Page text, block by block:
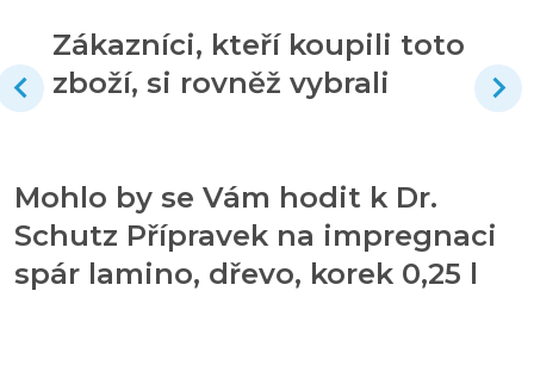
Zákazníci, kteří koupili toto
zboží, si rovněž vybrali
Mohlo by se Vám hodit k Dr.
Schutz Přípravek na impregnaci
spár lamino, dřevo, korek 0,25 l